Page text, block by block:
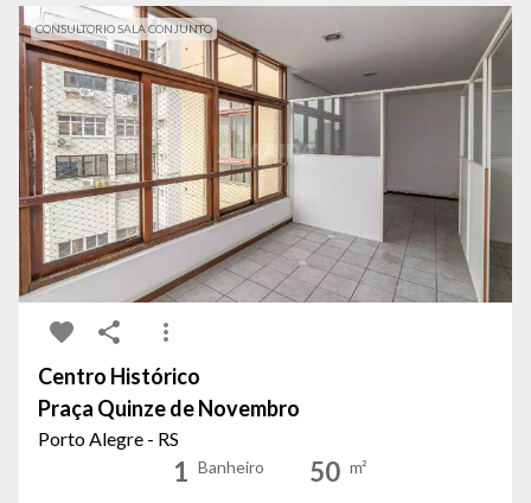
CONSULTORIO SALA CONJUNTO
Centro Histórico
Praça Quinze de Novembro
Porto Alegre - RS
1 Banheiro 50 m²